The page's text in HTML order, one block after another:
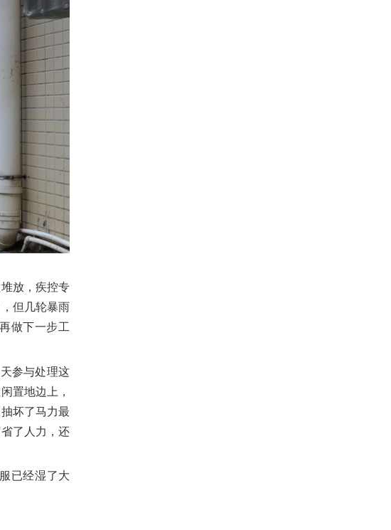
放，疾控专
但几轮暴雨
做下一步工
参与处理这
置地边上，
坏了马力最
了人力，还
已经湿了大